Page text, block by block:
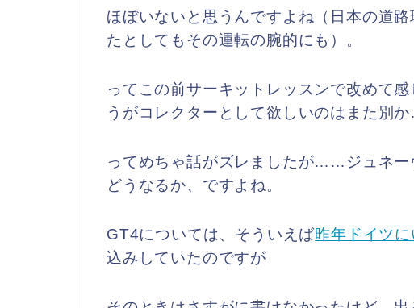
ほぼいないと思うんですよね（日本の道
たとしてもその運転の腕的にも）。
ってこの前サーキットレッスンで改めて
うがコレクターとして欲しいのはまた別
ってめちゃ話がズレましたが……ジュネ
どうなるか、ですよね。
GT4については、そういえば昨年ドイツ
込みしていたのですが